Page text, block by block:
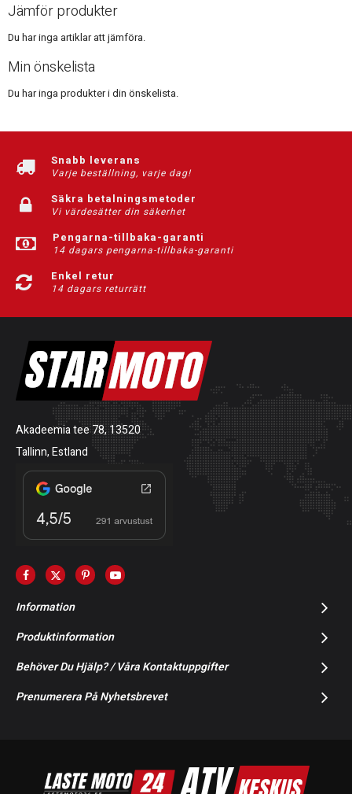
Jämför produkter
Du har inga artiklar att jämföra.
Min önskelista
Du har inga produkter i din önskelista.
Snabb leverans
Varje beställning, varje dag!
Säkra betalningsmetoder
Vi värdesätter din säkerhet
Pengarna-tillbaka-garanti
14 dagars pengarna-tillbaka-garanti
Enkel retur
14 dagars returrätt
Akadeemia tee 78, 13520
Tallinn, Estland
Information
Produktinformation
Behöver Du Hjälp? / Våra Kontaktuppgifter
Prenumerera På Nyhetsbrevet